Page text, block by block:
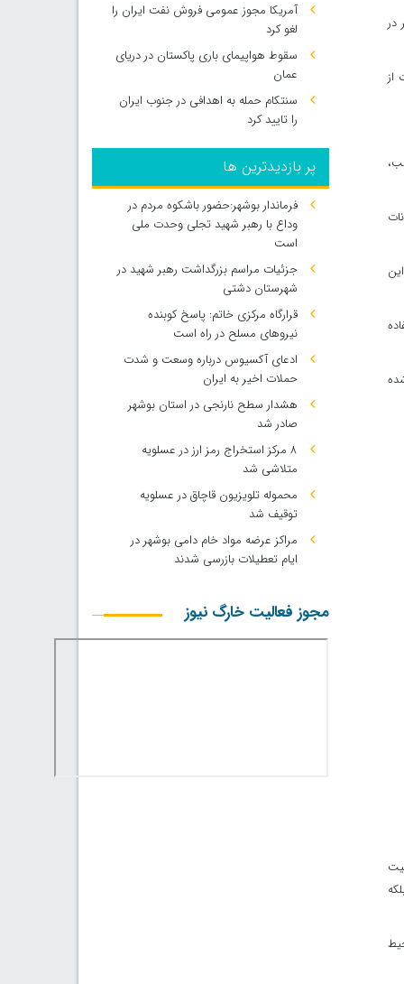
در
از
آمریکا مجوز عمومی فروش نفت ایران را
لغو کرد
سقوط هواپیمای باری پاکستان در دریای
عمان
سنتکام حمله به اهدافی در جنوب ایران
را تایید کرد
پر بازدیدترین ها
فرماندار بوشهر:حضور باشکوه مردم در
وداع با رهبر شهید تجلی وحدت ملی
است
جزئیات مراسم بزرگداشت رهبر شهید در
شهرستان دشتی
قرارگاه مرکزی خاتم: پاسخ کوبنده
نیروهای مسلح در راه است
ادعای آکسیوس درباره وسعت و شدت
حملات اخیر به ایران
هشدار سطح نارنجی در استان بوشهر
صادر شد
۸ مرکز استخراج رمز ارز در عسلویه
متلاشی شد
محموله تلویزیون قاچاق در عسلویه
توقیف شد
مراکز عرضه مواد خام دامی بوشهر در
ایام تعطیلات بازرسی شدند
مجوز فعالیت خارگ نیوز